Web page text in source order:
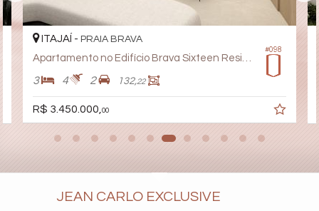
Lounge
Acessibilidade para PNE
Hidromassagem
#098
ITAJAÍ - PRAIA BRAVA
Apartamento no Edifício Brava Sixteen Residence
3 4 2 132,22
R$ 3.450.000, 00
JEAN CARLO EXCLUSIVE